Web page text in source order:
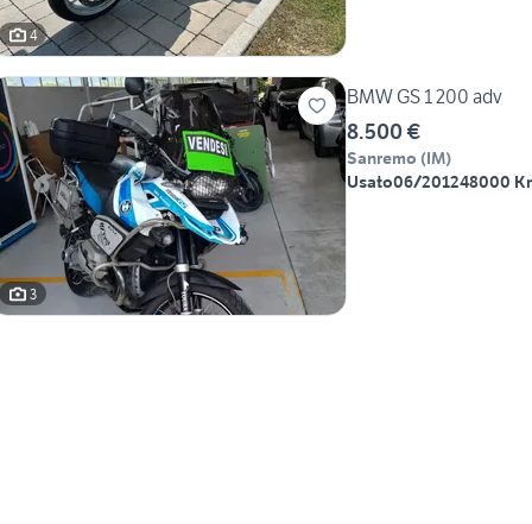
4
3
BMW GS 1 200 adv
8.500 €
Sanremo (IM)
Usato06/201248000